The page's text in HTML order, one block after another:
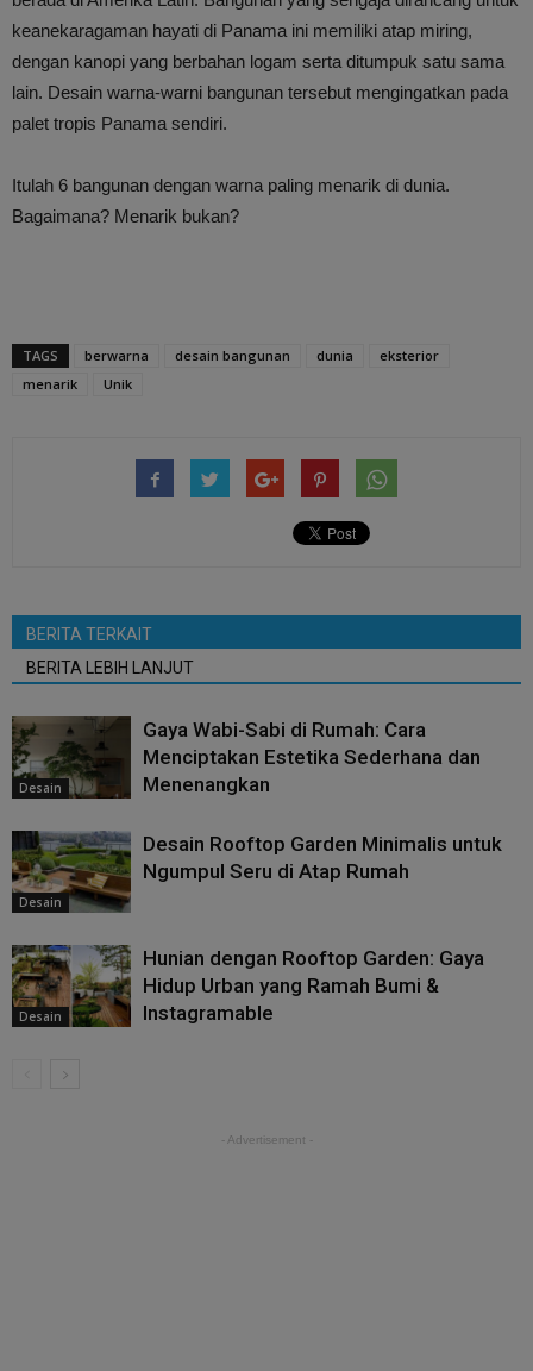
keanekaragaman hayati di Panama ini memiliki atap miring,
dengan kanopi yang berbahan logam serta ditumpuk satu sama
lain. Desain warna-warni bangunan tersebut mengingatkan pada
palet tropis Panama sendiri.
Itulah 6 bangunan dengan warna paling menarik di dunia.
Bagaimana? Menarik bukan?
TAGS berwarna desain bangunan dunia
eksterior
menarik
Unik
BERITA TERKAIT
BERITA LEBIH LANJUT
Desain
Gaya Wabi-Sabi di Rumah: Cara
Menciptakan Estetika Sederhana dan
Menenangkan
Desain
Desain Rooftop Garden Minimalis untuk
Ngumpul Seru di Atap Rumah
Desain
Hunian dengan Rooftop Garden: Gaya
Hidup Urban yang Ramah Bumi &
Instagramable
- Advertisement -